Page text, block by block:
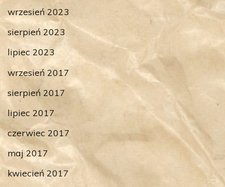
wrzesień 2023
sierpień 2023
lipiec 2023
wrzesień 2017
sierpień 2017
lipiec 2017
czerwiec 2017
maj 2017
kwiecień 2017